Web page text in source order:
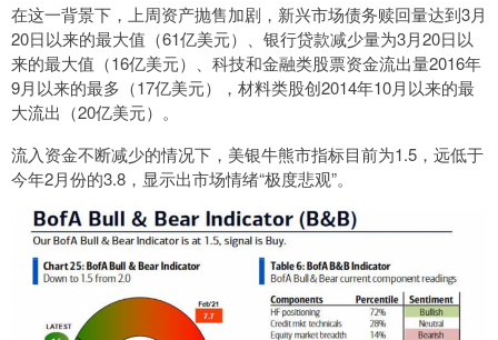
在这一背景下，上周资产抛售加剧，新兴市场债务赎回量达到3月
20日以来的最大值（61亿美元）、银行贷款减少量为3月20日以
来的最大值（16亿美元）、科技和金融类股票资金流出量2016年
9月以来的最多（17亿美元），材料类股创2014年10月以来的最
大流出（20亿美元）。
流入资金不断减少的情况下，美银牛熊市指标目前为1.5，远低于
今年2月份的3.8，显示出市场情绪“极度悲观”。